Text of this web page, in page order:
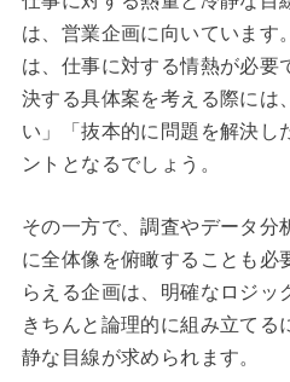
は、営業企画に向いています
は、仕事に対する情熱が必要
決する具体案を考える際には
い」「抜本的に問題を解決し
ントとなるでしょう。
その一方で、調査やデータ分
に全体像を俯瞰することも必
らえる企画は、明確なロジッ
きちんと論理的に組み立てる
静な目線が求められます。